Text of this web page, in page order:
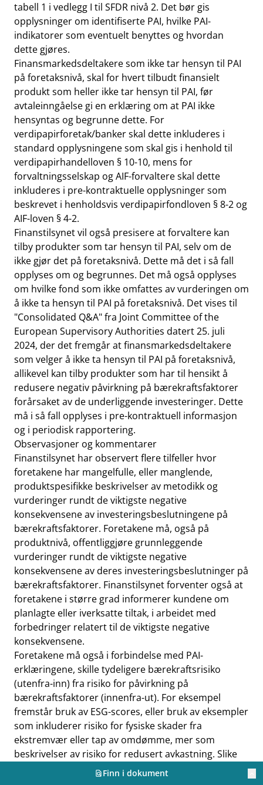
find_in_page Finn i dokument
tabell 1 i vedlegg I til SFDR nivå 2. Det bør gis
opplysninger om identifiserte PAI, hvilke PAI-
indikatorer som eventuelt benyttes og hvordan
dette gjøres.
Finansmarkedsdeltakere som ikke tar hensyn til PAI
på foretaksnivå, skal for hvert tilbudt finansielt
produkt som heller ikke tar hensyn til PAI, før
avtaleinngåelse gi en erklæring om at PAI ikke
hensyntas og begrunne dette. For
verdipapirforetak/banker skal dette inkluderes i
standard opplysningene som skal gis i henhold til
verdipapirhandelloven § 10-10, mens for
forvaltningsselskap og AIF-forvaltere skal dette
inkluderes i pre-kontraktuelle opplysninger som
beskrevet i henholdsvis verdipapirfondloven § 8-2 og
AIF-loven § 4-2.
Finanstilsynet vil også presisere at forvaltere kan
tilby produkter som tar hensyn til PAI, selv om de
ikke gjør det på foretaksnivå. Dette må det i så fall
opplyses om og begrunnes. Det må også opplyses
om hvilke fond som ikke omfattes av vurderingen om
å ikke ta hensyn til PAI på foretaksnivå. Det vises til
"Consolidated Q&A" fra Joint Committee of the
European Supervisory Authorities datert 25. juli
2024, der det fremgår at finansmarkedsdeltakere
som velger å ikke ta hensyn til PAI på foretaksnivå,
allikevel kan tilby produkter som har til hensikt å
redusere negativ påvirkning på bærekraftsfaktorer
forårsaket av de underliggende investeringer. Dette
må i så fall opplyses i pre-kontraktuell informasjon
og i periodisk rapportering.
Observasjoner og kommentarer
Finanstilsynet har observert flere tilfeller hvor
foretakene har mangelfulle, eller manglende,
produktspesifikke beskrivelser av metodikk og
vurderinger rundt de viktigste negative
konsekvensene av investeringsbeslutningene på
bærekraftsfaktorer. Foretakene må, også på
produktnivå, offentliggjøre grunnleggende
vurderinger rundt de viktigste negative
konsekvensene av deres investeringsbeslutninger på
bærekraftsfaktorer. Finanstilsynet forventer også at
foretakene i større grad informerer kundene om
planlagte eller iverksatte tiltak, i arbeidet med
forbedringer relatert til de viktigste negative
konsekvensene.
Foretakene må også i forbindelse med PAI-
erklæringene, skille tydeligere bærekraftsrisiko
(utenfra-inn) fra risiko for påvirkning på
bærekraftsfaktorer (innenfra-ut). For eksempel
fremstår bruk av ESG-scores, eller bruk av eksempler
som inkluderer risiko for fysiske skader fra
ekstremvær eller tap av omdømme, mer som
beskrivelser av risiko for redusert avkastning. Slike
vurderinger av bærekraftsrisikoer faller ikke inn